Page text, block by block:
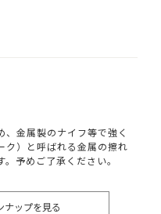
、金属製のナイフ等で強く
ク）と呼ばれる金属の擦れ
予めご了承ください。
ナップを見る